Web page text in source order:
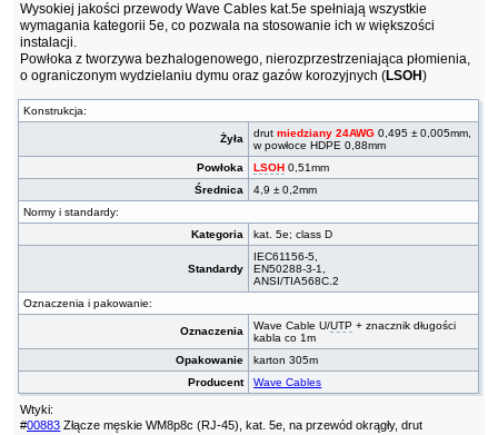
Wysokiej jakości przewody Wave Cables kat.5e spełniają wszystkie
wymagania kategorii 5e, co pozwala na stosowanie ich w większości
instalacji.
Powłoka z tworzywa bezhalogenowego, nierozprzestrzeniająca płomienia,
o ograniczonym wydzielaniu dymu oraz gazów korozyjnych (LSOH)
Konstrukcja:
Żyła drutmiedziany 24AWG 0,495 ± 0,005mm,
w powłoce HDPE 0,88mm
Powłoka
LSOH 0,51mm
Średnica
4,9 ± 0,2mm
Normy i standardy:
Kategoria
kat. 5e; class D
Standardy
IEC61156-5,
EN50288-3-1,
ANSI/TIA568C.2
Oznaczenia i pakowanie:
Oznaczenia Wave Cable U/UTP + znacznik długości
kabla co 1m
Opakowanie
karton 305m
Producent
Wave Cables
Wtyki:
#00883 Złącze męskie WM8p8c (RJ-45), kat. 5e, na przewód okrągły, drut